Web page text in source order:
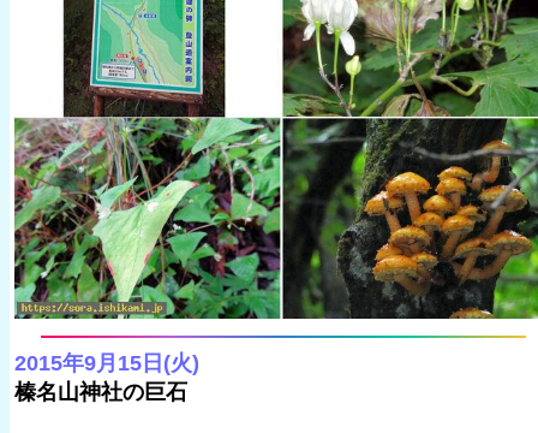
2015年9月15日(火)
榛名山神社の巨石